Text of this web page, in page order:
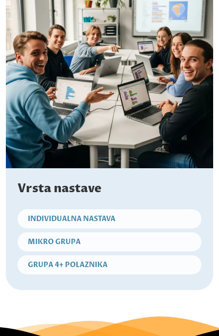
Vrsta nastave
INDIVIDUALNA NASTAVA
MIKRO GRUPA
GRUPA 4+ POLAZNIKA